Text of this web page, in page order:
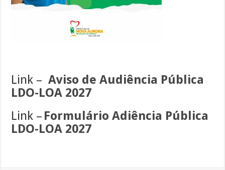
Link – Aviso de Audiência Pública
LDO-LOA 2027
Link – Formulário Adiência Pública
LDO-LOA 2027